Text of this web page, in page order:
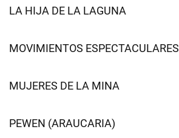
LA HIJA DE LA LAGUNA
MOVIMIENTOS ESPECTACULARES
MUJERES DE LA MINA
PEWEN (ARAUCARIA)